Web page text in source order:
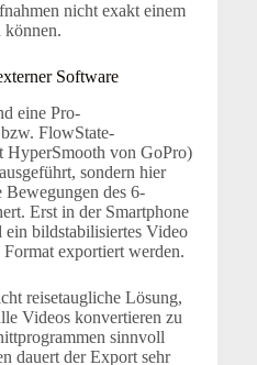
nicht exakt einem
können.
Software
eine Pro-
FlowState-
HyperSmooth von GoPro)
sondern hier
des 6-
Erst in der Smartphone
bildstabilisiertes Video
exportiert werden.
reisetaugliche Lösung,
Videos konvertieren zu
sinnvoll
dauert der Export sehr